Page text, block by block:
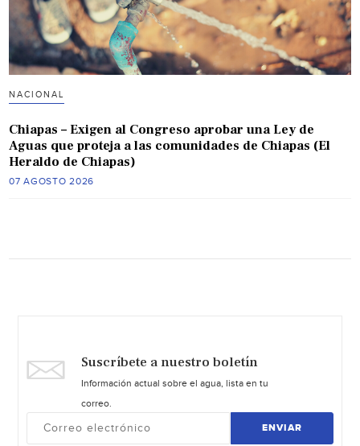
NACIONAL
Chiapas – Exigen al Congreso aprobar una Ley de
Aguas que proteja a las comunidades de Chiapas (El
Heraldo de Chiapas)
07 AGOSTO 2026
Suscríbete a nuestro boletín
Información actual sobre el agua, lista en tu
correo.
ENVIAR